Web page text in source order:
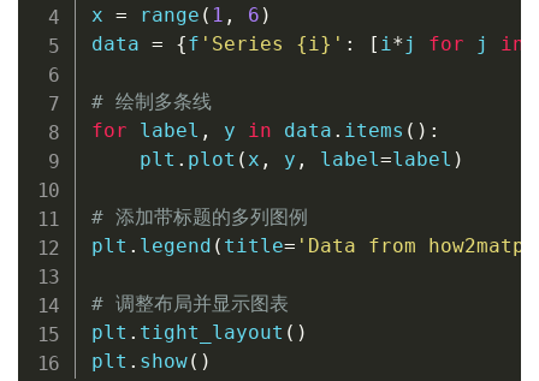
x = range ( 1 , 6 )
data = {f 'Series {i} ' : [ i*j for j in
# 绘制多条线
for label , y in data . items ( ) :
    plt
. plot ( x , y , label=label )
# 添加带标题的多列图例
plt . legend ( title= 'Data from
# 调整布局并显示图表
plt . tight_layout ( )
plt . show( )